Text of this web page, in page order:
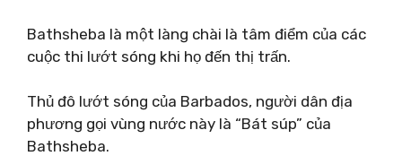
Bathsheba là một làng chài là tâm điểm của các
cuộc thi lướt sóng khi họ đến thị trấn.
Thủ đô lướt sóng của Barbados, người dân địa
phương gọi vùng nước này là “Bát súp” của
Bathsheba.